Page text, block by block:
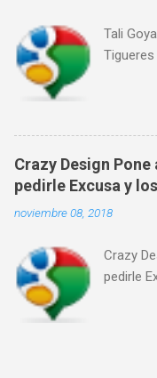
Tali
Tigueres
Crazy Design Pone
pedirle Excusa y
noviembre 08, 2018
Crazy
pedirle